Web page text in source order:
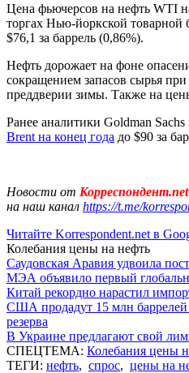
Цена фьючерсов на нефть WTI
торгах Нью-йоркской
$76,1 за баррель (0,86%).
Нефть дорожает на фоне
сокращением запасов сырья
преддверии зимы. Также на
Ранее аналитики Goldman
Brent на конец года до $90 за
Новости от Корреспондент.net
на наш канал https://t.me/
Читайте Korrespondent.net в
Колебания цены на нефть
Саудовская Аравия удвоила
МЭА объявило первый
Китай рекордно нарастил
США продадут 15 млн баррелей
резерва
В Украине предлагают свой
СПЕЦТЕМА: Колебания цены
ТЕГИ: нефть, спрос, цены на